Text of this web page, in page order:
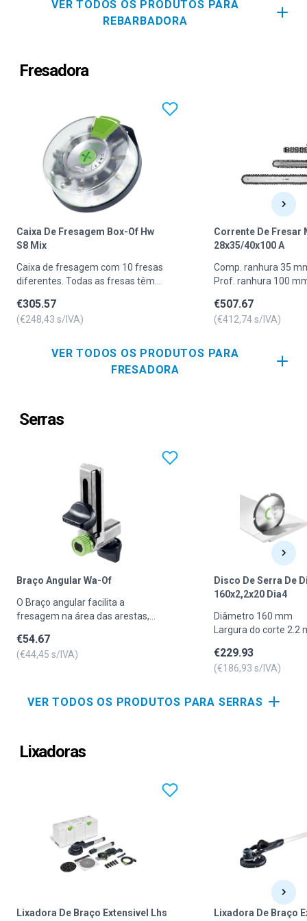
VER TODOS OS PRODUTOS PARA
REBARBADORA
Fresadora
Caixa De Fresagem Box-Of Hw
S8 Mix
Caixa de fresagem com 10 fresas
diferentes. Todas as fresas têm
adequam-se para madeira.
€305.57
(€248,43 s/IVA)
Corrente De Fresar
28x35/40x100 A
Comp. ranhura 35
Prof. ranhura 100
€507.67
(€412,74s/IVA)
VER TODOS OS PRODUTOS PARA
FRESADORA
Serras
Braço Angular Wa-Of
O Braço angular facilita a
fresagem na área das arestas,
trabalhar ou moldes.
€54.67
(€44,45 s/IVA)
Disco De Serra De
160x2,2x20 Dia4
Diâmetro 160 mm
Largura do corte 2.2
N.º dentes 4
Acompl. guia 10 °
€229.93
(€186,93 s/IVA)
VER TODOS OS PRODUTOS PARA SERRAS
Lixadoras
Lixadora De Braço Extensivel Lhs Lixadora De Braço